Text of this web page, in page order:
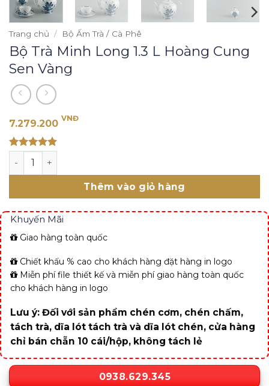
Trang chủ / Bộ Ấm Trà / Cà Phê
Bộ Trà Minh Long 1.3 L Hoàng Cung
Sen Vàng
7.279.200 VNĐ
out of 5
Bộ Trà Minh Long 1.3 L Hoàng Cung Sen Vàng số lượng
Thêm vào giỏ hàng
Khuyến Mãi
Giao hàng toàn quốc
Chiết khấu % cao cho khách hàng đặt hàng in logo
Miễn phí file thiết kế và miễn phí giao hàng toàn quốc
cho khách hàng in logo
Lưu ý: Đối với sản phẩm chén cơm, chén chấm,
tách trà, dĩa lót tách trà và dĩa lót chén, cửa hàng
chỉ bán chẵn 10 cái/hộp, không tách lẻ
0938.629.345